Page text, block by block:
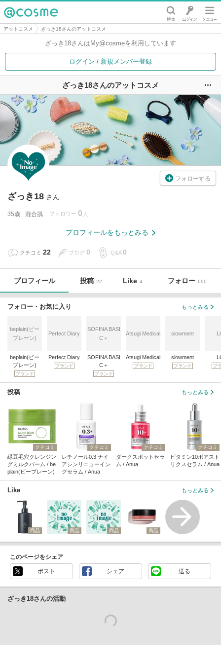
@cosme
アットコスメ ざっき18さんのアットコスメ
ざっき18さんは My@cosmeを利用しています
ログイン / 新規メンバー登録
ざっき18さんのアットコスメ
フォローする
ざっき18 さん
35歳 混合肌 フォロワー 0
プロフィールをもっとみる
クチコミ 22 ブログ 0 Q&A 0
プロフィール 投稿 22 Like 4 フォロー 690
フォロー・お気に入り もっとみる
beplain(ビー
プレーン)
beplain(ビー
プレーン)
ブランド
Perfect Diary
Perfect Diary
ブランド
SOFINA BASI
C＋
SOFINA BASI
C＋
ブランド
Atsugi Medical
Atsugi Medical
ブランド
slowment
slowment
ブランド ブ
投稿 もっとみる
クチコミ
緑豆毛穴クレンジン
グミルクバーム / be
plain(ビープレーン)
クチコミ
レチノール0.3 ナイ
アシンリニューイン
グセラム / Anua
クチコミ
ダークスポットセラ
ム / Anua
クチコミ
ビタミン10ポアスト
リクスセラム / Anua
Like もっとみる
商品 商品 商品 商品
このページをシェア
ポスト シェア 送る
ざっき18さんの活動